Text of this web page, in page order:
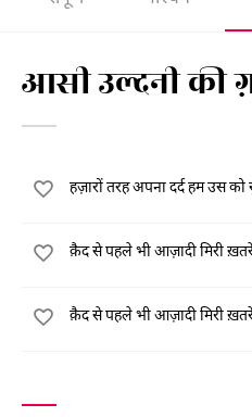
आसी उल्दनी की
हज़ारों तरह अपना दर्द हम उस को
क़ैद से पहले भी आज़ादी मिरी
क़ैद से पहले भी आज़ादी मिरी